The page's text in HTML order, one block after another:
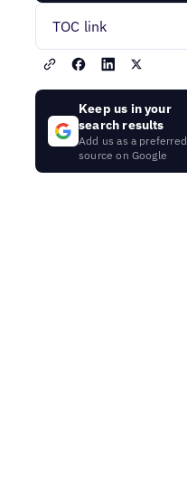
TOC link
Keep us in your
search results
Add us as a preferred
source on Google